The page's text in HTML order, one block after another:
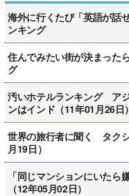
海外に行くたび「英語が話
ンキング
住んでみたい街が決まった
グ
汚いホテルランキング ア
ンはインド（11年01月26日）
世界の旅行者に聞く タク
月19日）
「同じマンションにいた
（12年05月02日）